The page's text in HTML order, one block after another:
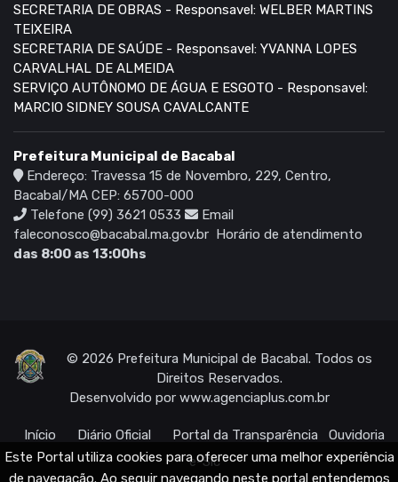
Este Portal utiliza cookies para oferecer uma melhor experiência
de navegação. Ao seguir navegando neste portal entendemos
SECRETARIA DE OBRAS - Responsavel: WELBER MARTINS
TEIXEIRA
SECRETARIA DE SAÚDE - Responsavel: YVANNA LOPES
CARVALHAL DE ALMEIDA
SERVIÇO AUTÔNOMO DE ÁGUA E ESGOTO - Responsavel:
MARCIO SIDNEY SOUSA CAVALCANTE
Prefeitura Municipal de Bacabal
Endereço: Travessa 15 de Novembro, 229, Centro,
Bacabal/MA CEP: 65700-000
Telefone (99) 3621 0533
Email
faleconosco@bacabal.ma.gov.br
Horário de atendimento
das 8:00 as 13:00hs
© 2026 Prefeitura Municipal de Bacabal. Todos os
Direitos Reservados.
Desenvolvido por www.agenciaplus.com.br
Início Diário Oficial Portal da Transparência
Ouvidoria
e-Sic